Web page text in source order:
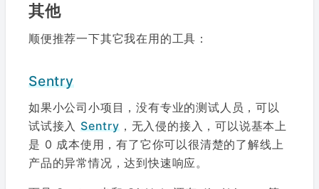
其他
顺便推荐一下其它我在用的工具：
Sentry
如果小公司小项目，没有专业的测试人员，可以
试试接入 Sentry，无入侵的接入，可以说基本上
是 0 成本使用，有了它你可以很清楚的了解线上
产品的异常情况，达到快速响应。